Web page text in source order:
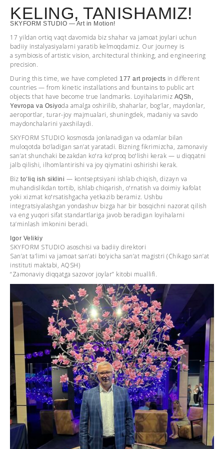
KELING, TANISHAMIZ!
SKYFORM STUDIO — Art in Motion!
17 yildan ortiq vaqt davomida biz shahar va jamoat joylari uchun
badiiy instalyasiyalarni yaratib kelmoqdamiz. Our journey is
a symbiosis of artistic vision, architectural thinking, and engineering
precision.
During this time, we have completed 177 art projects in different
countries — from kinetic installations and fountains to public art
objects that have become true landmarks. Loyihalarimiz AQSh,
Yevropa va Osiyoda amalga oshirilib, shaharlar, bog‘lar, maydonlar,
aeroportlar, turar-joy majmualari, shuningdek, madaniy va savdo
maydonchalarini yaxshilaydi.
SKYFORM STUDIO kosmosda jonlanadigan va odamlar bilan
muloqotda bo‘ladigan san’at yaratadi. Bizning fikrimizcha, zamonaviy
sanʼat shunchaki bezakdan koʻra koʻproq boʻlishi kerak — u diqqatni
jalb qilishi, ilhomlantirishi va joy qiymatini oshirishi kerak.
Biz toʻliq ish siklini — kontseptsiyani ishlab chiqish, dizayn va
muhandislikdan tortib, ishlab chiqarish, oʻrnatish va doimiy kafolat
yoki xizmat koʻrsatishgacha yetkazib beramiz. Ushbu
integratsiyalashgan yondashuv bizga har bir bosqichni nazorat qilish
va eng yuqori sifat standartlariga javob beradigan loyihalarni
ta’minlash imkonini beradi.
Igor Velikiy
SKYFORM STUDIO asoschisi va badiiy direktori
San’at ta’limi va jamoat san’ati bo’yicha san’at magistri (Chikago san’at
instituti maktabi, AQSH)
“Zamonaviy diqqatga sazovor joylar” kitobi muallifi.